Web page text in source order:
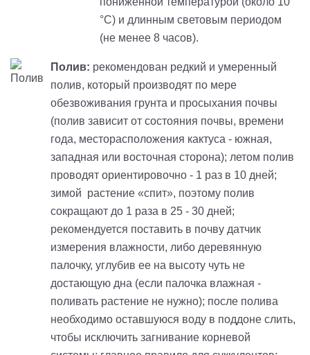
°С) и длинным световым периодом
(не менее 8 часов).
Полив: рекомендован редкий и умеренный
полив, который производят по мере
обезвоживания грунта и просыхания почвы
(полив зависит от состояния почвы, времени
года, месторасположения кактуса - южная,
западная или восточная сторона); летом полив
проводят ориентировочно - 1 раз в 10 дней;
зимой растение «спит», поэтому полив
сокращают до 1 раза в 25 - 30 дней;
рекомендуется поставить в почву датчик
измерения влажности, либо деревянную
палочку, углубив ее на высоту чуть не
достающую дна (если палочка влажная -
поливать растение не нужно); после полива
необходимо оставшуюся воду в поддоне слить,
чтобы исключить загнивание корневой